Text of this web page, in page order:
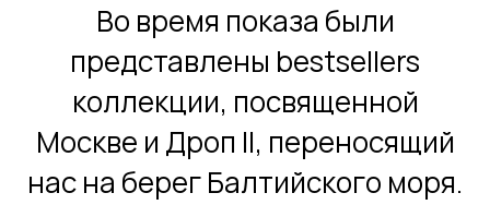
Во время показа были
представлены bestsellers
коллекции, посвященной
Москве и Дроп II, переносящий
нас на берег Балтийского моря.